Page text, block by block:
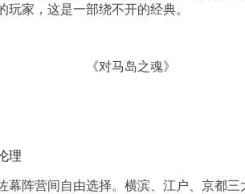
家，这是一部绕不开的经典。
《对马岛之魂》
理
幕阵营间自由选择。横滨、江户、京都